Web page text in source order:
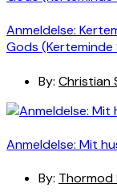
Anmeldelse:
Gods (Kerteminde
By: Christian
Anmeldelse: Mit
By: Thormod